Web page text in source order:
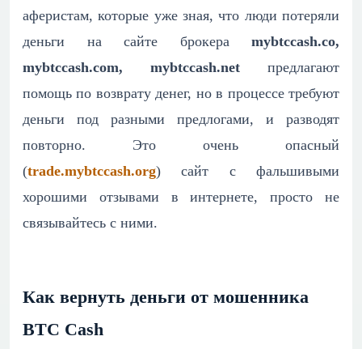
аферистам, которые уже зная, что люди потеряли
деньги на сайте брокераmybtccash.co,
mybtccash.com, mybtccash.net предлагают
помощь по возврату денег, но в процессе требуют
деньги под разными предлогами, и разводят
повторно. Это очень опасный
(trade.mybtccash.org) сайт с фальшивыми
хорошими отзывами в интернете, просто не
связывайтесь с ними.
Как вернуть деньги от мошенника
BTC Cash